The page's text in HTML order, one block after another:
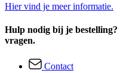
Hier vind je meer informatie.
Hulp nodig bij je
vragen.
Contact